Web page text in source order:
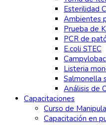
Esterilidad
Ambientes
Prueba de
PCR de
E.coli STEC
Listeria
Salmonella
Análisis de
Capacitaciones
Curso de
Capacitación en